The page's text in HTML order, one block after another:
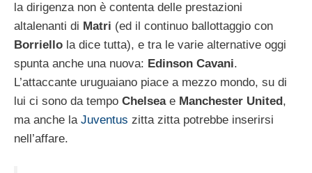
la dirigenza non è contenta delle prestazioni
altalenanti di Matri (ed il continuo ballottaggio con
Borriello la dice tutta), e tra le varie alternative oggi
spunta anche una nuova: Edinson Cavani.
L’attaccante uruguaiano piace a mezzo mondo, su di
lui ci sono da tempo Chelseae Manchester United,
ma anche la Juventus zitta zitta potrebbe inserirsi
nell’affare.